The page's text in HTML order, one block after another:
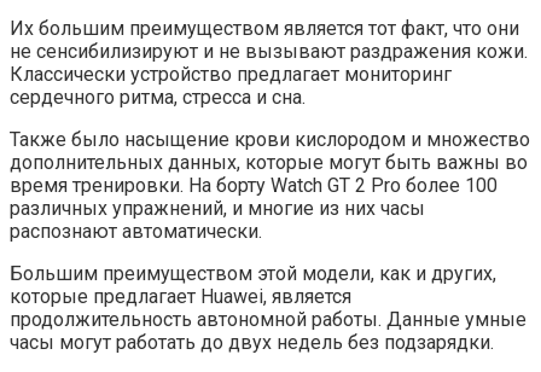
Их большим преимуществом является тот факт, что они
не сенсибилизируют и не вызывают раздражения кожи.
Классически устройство предлагает мониторинг
сердечного ритма, стресса и сна.
Также было насыщение крови кислородом и множество
дополнительных данных, которые могут быть важны во
время тренировки. На борту Watch GT 2 Pro более 100
различных упражнений, и многие из них часы
распознают автоматически.
Большим преимуществом этой модели, как и других,
которые предлагает Huawei, является
продолжительность автономной работы. Данные умные
часы могут работать до двух недель без подзарядки.